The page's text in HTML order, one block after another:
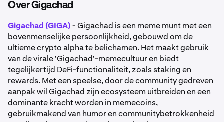
Over Gigachad
Gigachad (GIGA)- Gigachad is een meme munt met een
bovenmenselijke persoonlijkheid, gebouwd om de
ultieme crypto alpha te belichamen. Het maakt gebruik
van de virale 'Gigachad'-memecultuur en biedt
tegelijkertijd DeFi-functionaliteit, zoals staking en
rewards. Met een speelse, door de community gedreven
aanpak wil Gigachad zijn ecosysteem uitbreiden en een
dominante kracht worden in memecoins,
gebruikmakend van humor en communitybetrokkenheid